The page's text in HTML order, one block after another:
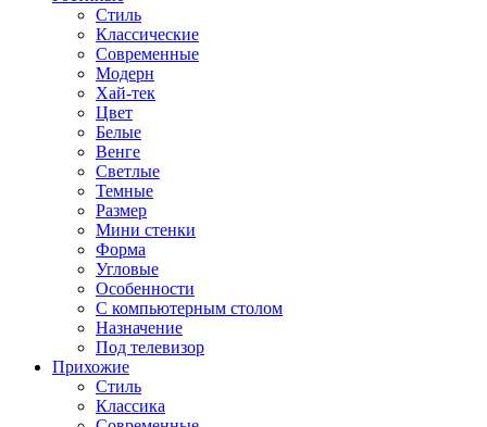
Стиль
Классические
Современные
Модерн
Хай-тек
Цвет
Белые
Венге
Светлые
Темные
Размер
Мини стенки
Форма
Угловые
Особенности
С компьютерным столом
Назначение
Под телевизор
Прихожие
Стиль
Классика